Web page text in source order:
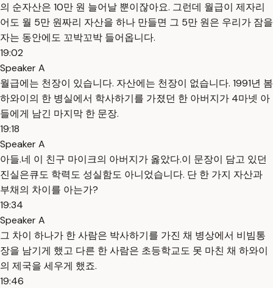
의 순자산은 10만 원 늘어날 뿐이잖아요. 그런데 월급이 제자리
어도 월 5만 원짜리 자산을 하나 만들면 그 5만 원은 우리가 잠을
자는 동안에도 꼬박꼬박 들어옵니다.
19:02
Speaker A
월급에는 천장이 있습니다. 자산에는 천장이 없습니다. 1991년 봄
하와이의 한 병실에서 학사하기를 가졌던 한 아버지가 4마넷 아
들에게 남긴 마지막 한 문장.
19:18
Speaker A
아들.네 이 친구 마이크의 아버지가 옳았다.이 문장이 담고 있던
진실은큐도 학력도 성실함도 아니었습니다. 단 한 가지 자산과
부채의 차이를 아는가?
19:34
Speaker A
그 차이 하나가 한 사람은 박사하기를 가진 채 병상에서 비빔통
장을 남기게 했고 다른 한 사람은 초등학교도 못 마친 채 하와이
의 제국을 세우게 했죠.
19:46